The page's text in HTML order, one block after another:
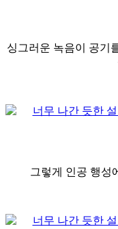
싱그러운 녹음이 공기
그렇게 인공 행성